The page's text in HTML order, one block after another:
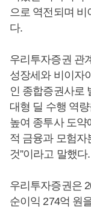
으로 역전되며 비
다.
우리투자증권 관
성장세와 비이자
인 종합증권사로
대형 딜 수행 역
높여 종투사 도약
적 금융과 모험자
것”이라고 말했다.
우리투자증권은
순이익 274억 원